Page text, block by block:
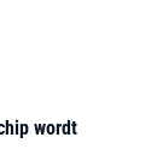
wordt